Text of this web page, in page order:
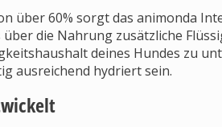
über 60% sorgt das animonda
die Nahrung zusätzliche
deines Hundes zu
ausreichend hydriert sein.